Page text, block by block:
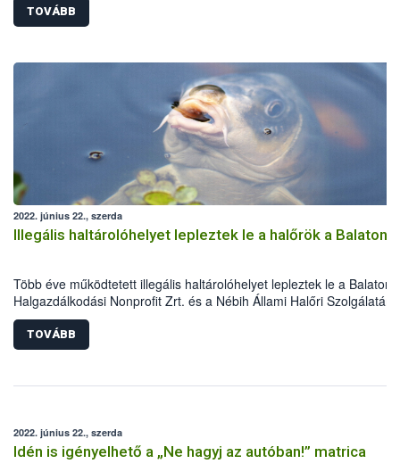
Szatmár-Bereg megyékre is. A korlátozás Bács-Kiskun, Békés,
Csongrád-Csanád és Jász-Nagykun-Szolnok megyében is tovább
TOVÁBB
2022. június 22., szerda
Illegális haltárolóhelyet lepleztek le a halőrök a
Több éve működtetett illegális haltárolóhelyet lepleztek le a Balatoni
Halgazdálkodási Nonprofit Zrt. és a Nébih Állami Halőri
halőrei. A Balatonkenesén található, 40 m3 térfogatú gödörben 23
pontyot helyezett el a horgász, amelyek nagy részét sértetlenül
visszahelyezni a Balatonba. A halak ezúttal megúszták, a jogsértő
TOVÁBB
2022. június 22., szerda
Idén is igényelhető a „Ne hagyj az autóban!” matrica